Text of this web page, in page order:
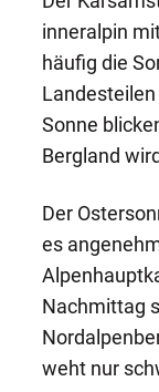
inneralpin
häufig die
Sonne
Bergland
Der
es
Nachmittag
weht nur